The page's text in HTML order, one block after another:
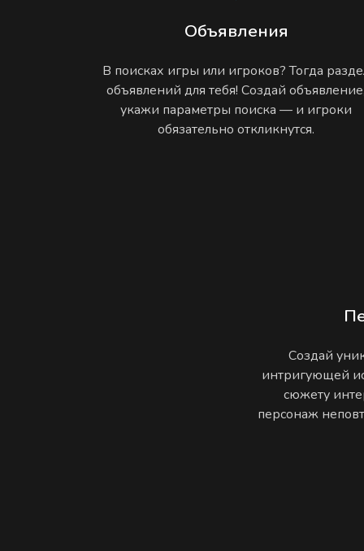
Объявления
В поисках игры или игроков? Тогда
объявлений для тебя! Создай
укажи параметры поиска — и игроки
обязательно откликнутся.
Создай
интригующей
сюжету
персонаж